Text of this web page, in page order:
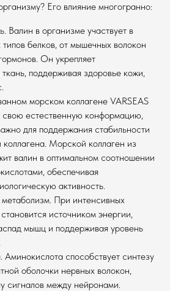
Его влияние многогранно:
Валин в организме участвует в
белков, от мышечных волокон
Он укрепляет
поддерживая здоровье кожи,
морском коллагене VARSEAS
свою естественную конформацию,
для поддержания стабильности
коллагена. Морской коллаген из
валин в оптимальном соотношении
обеспечивая
активность.
При интенсивных
источником энергии,
мышц и поддерживая уровень
Аминокислота способствует синтезу
оболочки нервных волокон,
сигналов между нейронами.